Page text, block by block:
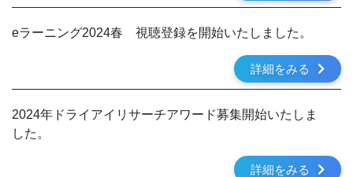
eラーニング2024春 視聴登録を開始いたしました。
詳細をみる
2024年ドライアイリサーチアワード募集開始いたしま
した。
詳細をみる